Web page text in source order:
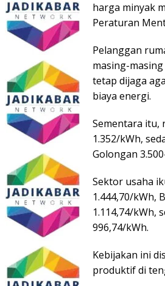
harga minyak
Peraturan
Pelanggan
masing-
tetap dijaga
biaya energi.
Sementara itu,
1.352/kWh,
Golongan
Sektor usaha
1.444,70/kWh,
1.114,74/kWh,
996,74/kWh.
Kebijakan ini
produktif di